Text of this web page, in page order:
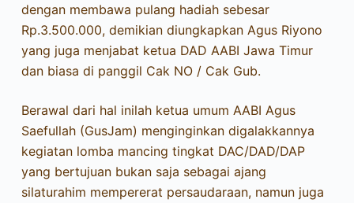
dengan membawa pulang hadiah sebesar
Rp.3.500.000, demikian diungkapkan Agus Riyono
yang juga menjabat ketua DAD AABI Jawa Timur
dan biasa di panggil Cak NO / Cak Gub.
Berawal dari hal inilah ketua umum AABI Agus
Saefullah (GusJam) menginginkan digalakkannya
kegiatan lomba mancing tingkat DAC/DAD/DAP
yang bertujuan bukan saja sebagai ajang
silaturahim mempererat persaudaraan, namun juga